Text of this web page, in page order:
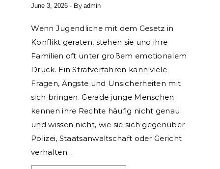
June 3, 2026 - Byadmin
Wenn Jugendliche mit dem Gesetz in
Konflikt geraten, stehen sie und ihre
Familien oft unter großem emotionalem
Druck. Ein Strafverfahren kann viele
Fragen, Ängste und Unsicherheiten mit
sich bringen. Gerade junge Menschen
kennen ihre Rechte häufig nicht genau
und wissen nicht, wie sie sich gegenüber
Polizei, Staatsanwaltschaft oder Gericht
verhalten…